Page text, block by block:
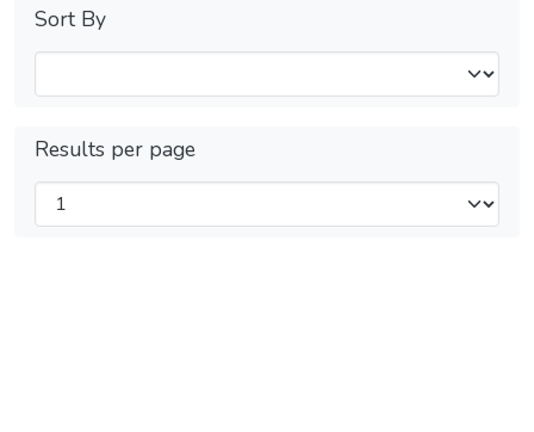
Sort By
Results per page